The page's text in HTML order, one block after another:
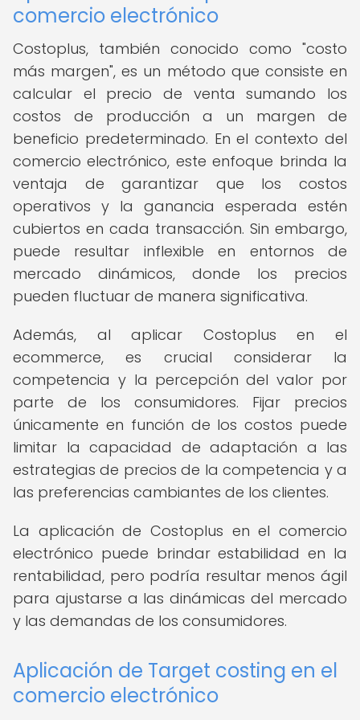
comercio electrónico
Costoplus, también conocido como "costo
más margen", es un método que consiste en
calcular el precio de venta sumando los
costos de producción a un margen de
beneficio predeterminado. En el contexto del
comercio electrónico, este enfoque brinda la
ventaja de garantizar que los costos
operativos y la ganancia esperada estén
cubiertos en cada transacción. Sin embargo,
puede resultar inflexible en entornos de
mercado dinámicos, donde los precios
pueden fluctuar de manera significativa.
Además, al aplicar Costoplus en el
ecommerce, es crucial considerar la
competencia y la percepción del valor por
parte de los consumidores. Fijar precios
únicamente en función de los costos puede
limitar la capacidad de adaptación a las
estrategias de precios de la competencia y a
las preferencias cambiantes de los clientes.
La aplicación de Costoplus en el comercio
electrónico puede brindar estabilidad en la
rentabilidad, pero podría resultar menos ágil
para ajustarse a las dinámicas del mercado
y las demandas de los consumidores.
Aplicación de Target costing en el
comercio electrónico